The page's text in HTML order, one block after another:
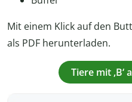
Mit einem Klick auf den
als PDF herunterladen.
Tiere mit ‚B‘